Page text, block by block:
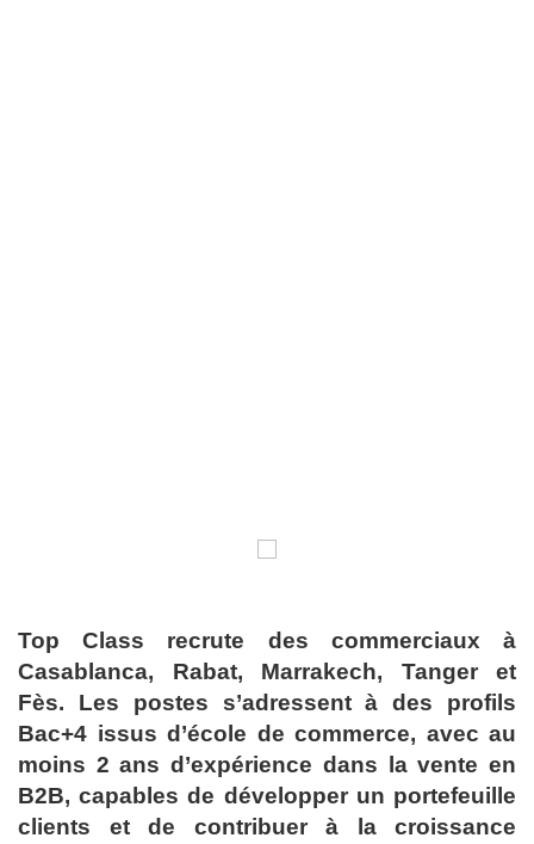
Top Class recrute des commerciaux à
Casablanca, Rabat, Marrakech, Tanger et
Fès. Les postes s’adressent à des profils
Bac+4 issus d’école de commerce, avec au
moins 2 ans d’expérience dans la vente en
B2B, capables de développer un portefeuille
clients et de contribuer à la croissance